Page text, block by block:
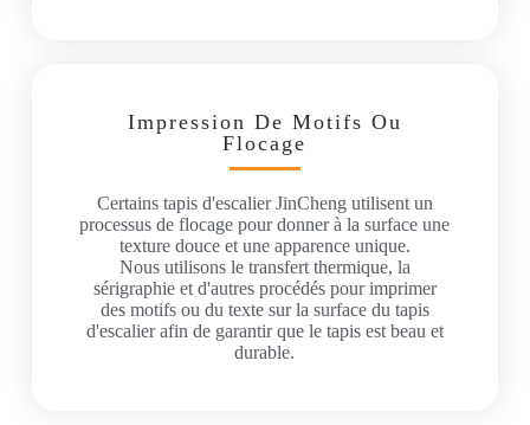
Impression De Motifs Ou
Flocage
Certains tapis d'escalier JinCheng utilisent un
processus de flocage pour donner à la surface une
texture douce et une apparence unique.
Nous utilisons le transfert thermique, la
sérigraphie et d'autres procédés pour imprimer
des motifs ou du texte sur la surface du tapis
d'escalier afin de garantir que le tapis est beau et
durable.